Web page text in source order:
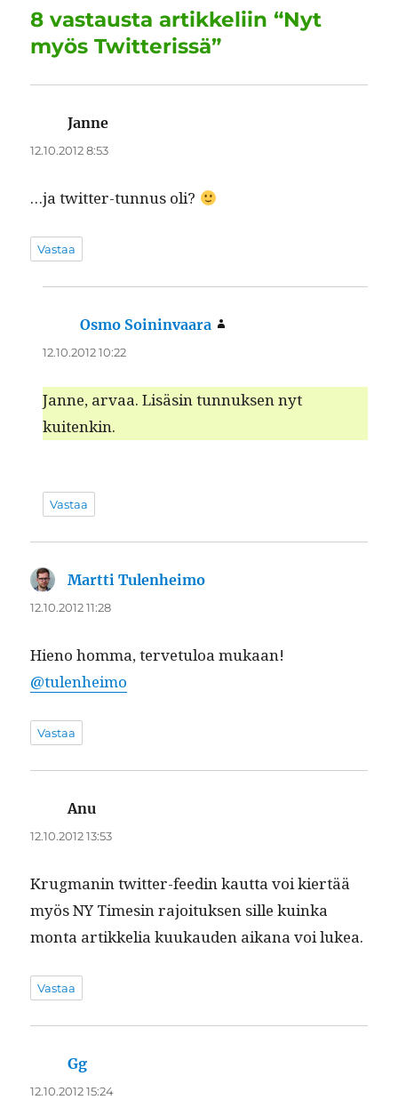
o
o
k
I
n
p
p
a
m
8 vastausta artikkeliin “Nyt
myös Twitterissä”
Janne
12.10.2012 8:53
…ja twit­ter-tun­nus oli?
Vastaa
Osmo Soininvaara
12.10.2012 10:22
Janne, arvaa. Lisäsin tun­nuk­sen nyt
kuitenkin.
Vastaa
Martti Tulenheimo
12.10.2012 11:28
Hieno hom­ma, ter­ve­tu­loa mukaan!
@tulenheimo
Vastaa
Anu
12.10.2012 13:53
Krug­manin twit­ter-feed­in kaut­ta voi kiertää
myös NY Timesin rajoituk­sen sille kuin­ka
mon­ta artikke­lia kuukau­den aikana voi lukea.
Vastaa
Gg
12.10.2012 15:24